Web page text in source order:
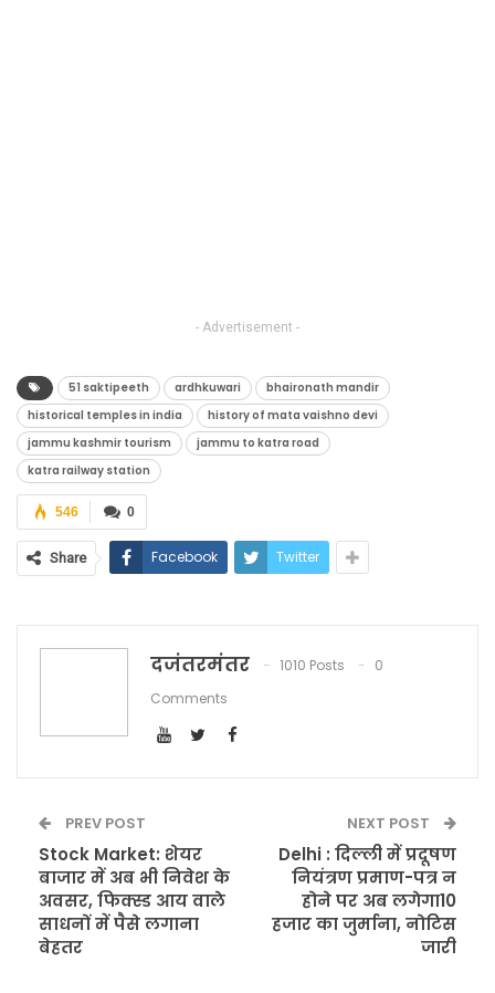
- Advertisement -
51 saktipeeth ardhkuwari
bhaironath mandir
historical temples in india
history of mata vaishno devi
jammu kashmir tourism
jammu to katra road
katra railway station
0
546
Share Facebook Twitter
दजंतरमंतर 1010 Posts
0
Comments
PREV POST
Stock Market: शेयर
बाजार में अब भी निवेश के
अवसर, फिक्स्ड आय वाले
साधनों में पैसे लगाना
बेहतर
NEXT POST
Delhi : दिल्ली में प्रदूषण
नियंत्रण प्रमाण-पत्र न
होने पर अब लगेगा10
हजार का जुर्माना, नोटिस
जारी